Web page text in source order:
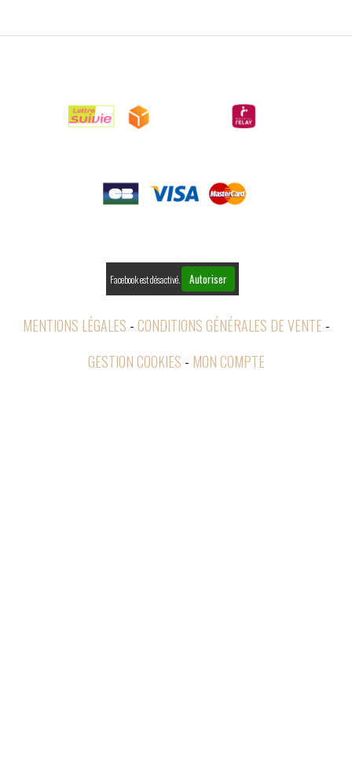
Facebook est désactivé. Autoriser
MENTIONS LÉGALES CONDITIONS GÉNÉRALES DE VENTE
GESTION COOKIES
MON COMPTE